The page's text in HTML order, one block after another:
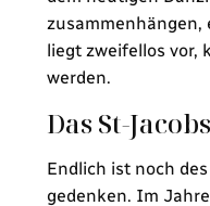
liegt zweifellos vor,
werden.
Das St-
Endlich ist noch
gedenken. Im